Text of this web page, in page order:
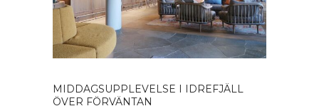
MIDDAGSUPPLEVELSE I IDREFJÄLL
ÖVER FÖRVÄNTAN